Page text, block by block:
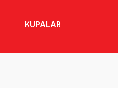
KUPALAR